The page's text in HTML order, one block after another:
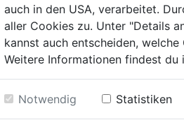
auch in den USA, verarbeitet.
aller Cookies zu. Unter "Details
kannst auch entscheiden,
Weitere Informationen findest du
Notwendig Statistiken